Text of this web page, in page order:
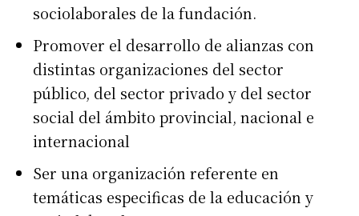
sociolaborales de la fundación.
Promover el desarrollo de alianzas con
distintas organizaciones del sector
público, del sector privado y del sector
social del ámbito provincial, nacional e
internacional
Ser una organización referente en
temáticas especificas de la educación y